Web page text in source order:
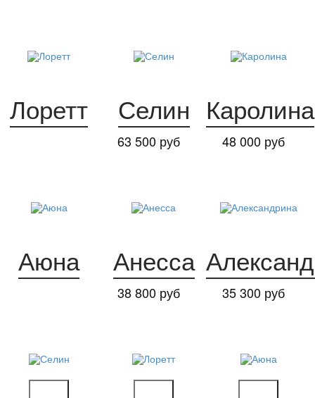
Лоретт
63 500 руб
Селин
48 000 руб
Каролина
Аюна
38 800 руб
Анесса
35 300 руб